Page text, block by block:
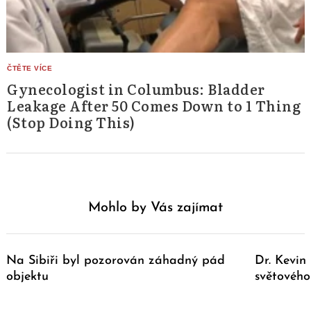
Gynecologist in Columbus: Bladder
Leakage After 50 Comes Down to 1 Thing
(Stop Doing This)
Mohlo by Vás zajímat
Na Sibiři byl pozorován záhadný pád
objektu
Dr.